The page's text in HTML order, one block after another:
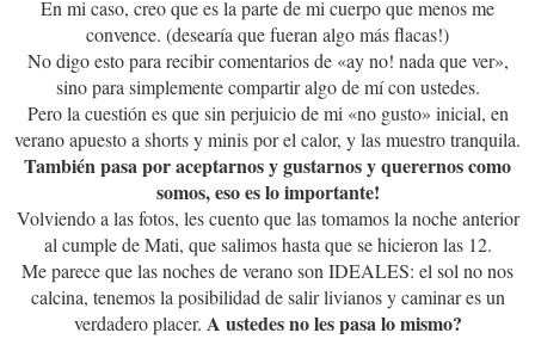
En mi caso, creo que es la parte de mi cuerpo que menos me
convence. (desearía que fueran algo más flacas!)
No digo esto para recibir comentarios de «ay no! nada que ver»,
sino para simplemente compartir algo de mí con ustedes.
Pero la cuestión es que sin perjuicio de mi «no gusto» inicial, en
verano apuesto a shorts y minis por el calor, y las muestro tranquila.
También pasa por aceptarnos y gustarnos y querernos como
somos, eso es lo importante!
Volviendo a las fotos, les cuento que las tomamos la noche anterior
al cumple de Mati, que salimos hasta que se hicieron las 12.
Me parece que las noches de verano son IDEALES: el sol no nos
calcina, tenemos la posibilidad de salir livianos y caminar es un
verdadero placer. A ustedes no les pasa lo mismo?